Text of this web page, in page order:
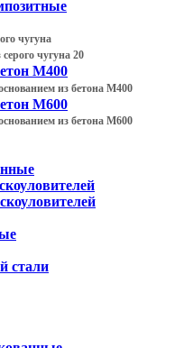
чугуна
чугуна 20
М400
из бетона М400
М600
из бетона М600
стали